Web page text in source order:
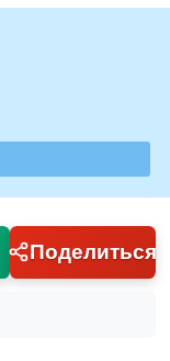
Поделиться